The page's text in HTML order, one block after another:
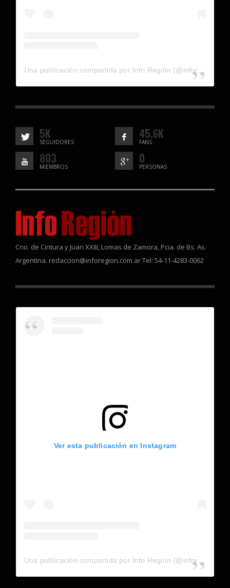
5K
SEGUIDORES
45.6K
FANS
803
MIEMBROS
0
PERSONAS
Cno. de Cintura y Juan XXIII, Lomas de Zamora, Pcia. de Bs. As.
Argentina. redaccion@inforegion.com.ar Tel: 54-11-4283-0062
Ver esta publicación en Instagram